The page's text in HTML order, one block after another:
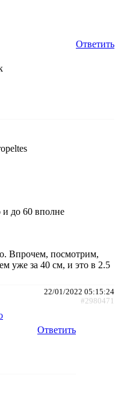
Ответить
и до 60 вполне
Впрочем, посмотрим,
уже за 40 см, и это в 2.5
22/01/2022 05:15:24
#2980471
Ответить